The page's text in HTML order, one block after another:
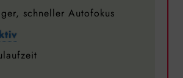
schneller Autofokus